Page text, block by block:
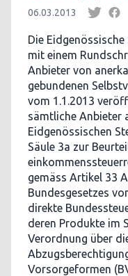
06.03.2013
Die
mit einem
Anbieter von
gebundenen
vom 1.1.2013
sämtliche Anbieter
Eidgenössischen
Säule 3a zur
gemäss Artikel 33
Bundesgesetzes
direkte
deren Produkte im
Verordnung über
Vorsorgeformen